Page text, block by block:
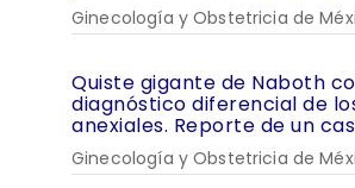
Ginecología y Obstetricia de
Quiste gigante de Naboth
diagnóstico diferencial de
anexiales. Reporte de un
Ginecología y Obstetricia de